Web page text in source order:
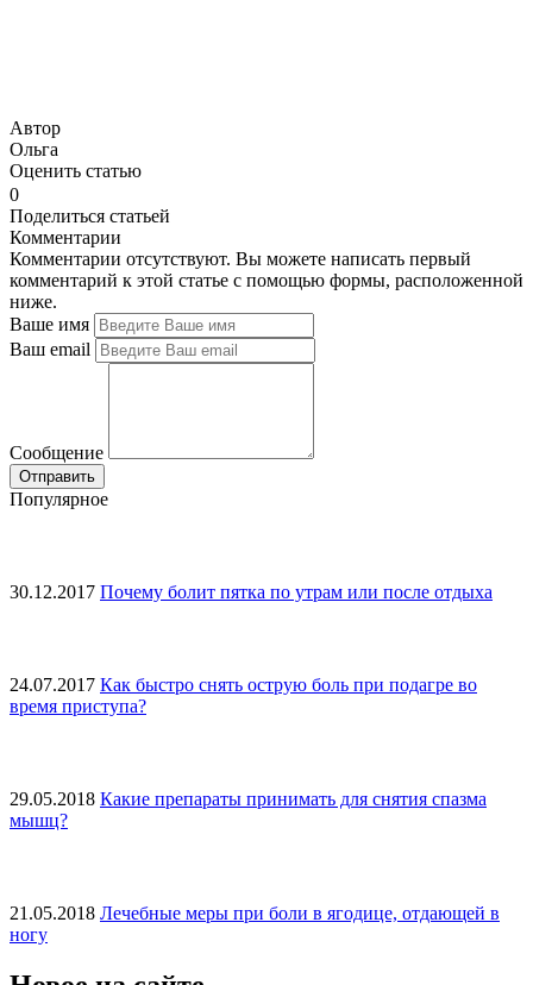
Автор
Ольга
Оценить статью
0
Поделиться статьей
Комментарии
Комментарии отсутствуют. Вы можете написать первый
комментарий к этой статье с помощью формы, расположенной
ниже.
Ваше имя
Ваш email
Сообщение
Популярное
30.12.2017 Почему болит пятка по утрам или после отдыха
24.07.2017 Как быстро снять острую боль при подагре во
время приступа?
29.05.2018 Какие препараты принимать для снятия спазма
мышц?
21.05.2018 Лечебные меры при боли в ягодице, отдающей в
ногу